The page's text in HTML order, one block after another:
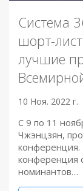
Система
шорт-
лучшие
10 Ноя. 2022 г.
С 9 по 11
Чжэнцзян,
конференция.
конференция
номинантов…